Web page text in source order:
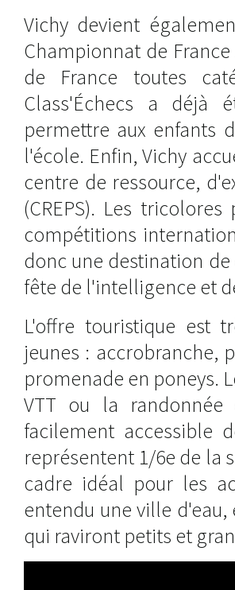
Vichy devient
Championnat de
de France toutes
Class'Échecs a déjà
permettre aux enfants
l'école. Enfin, Vichy
centre de ressource,
(CREPS). Les
compétitions
donc une destination
fête de l'intelligence et
L'offre touristique est
jeunes : accrobranche,
promenade en poneys.
VTT ou la randonnée
facilement accessible
représentent 1/6e de la
cadre idéal pour les
entendu une ville
qui raviront petits et